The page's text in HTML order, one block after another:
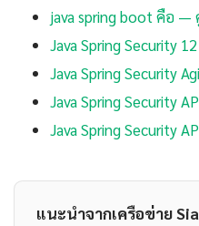
java spring boot คือ
Java Spring Security
Java Spring Security
Java Spring Security
Java Spring Security
แนะนำจากเครือข่าย